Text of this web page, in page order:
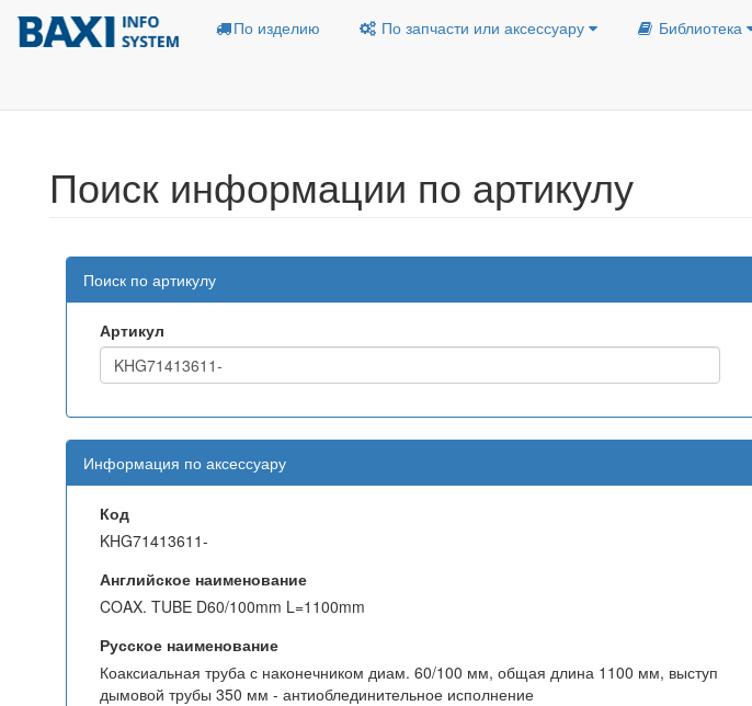
По изделию По запчасти или аксессуару Библиотека
Поиск информации по артикулу
Поиск по артикулу
Артикул
Информация по аксессуару
Код
KHG71413611-
Английское наименование
COAX. TUBE D60/100mm L=1100mm
Русское наименование
Коаксиальная труба с наконечником диам. 60/100 мм, общая длина 1100 мм, выступ
дымовой трубы 350 мм - антиоблединительное исполнение